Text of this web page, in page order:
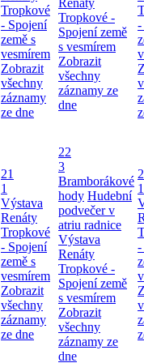
Tropkové
- Spojení
země s
vesmírem
Zobrazit
všechny
záznamy
ze dne
Renáty
Tropkové -
Spojení země
s vesmírem
Zobrazit
všechny
záznamy ze
dne
-
21
1
Výstava
Renáty
Tropkové
- Spojení
země s
vesmírem
Zobrazit
všechny
záznamy
ze dne
22
3
Bramborákové
hody Hudební
podvečer v
atriu radnice
Výstava
Renáty
Tropkové -
Spojení země
s vesmírem
Zobrazit
všechny
záznamy ze
dne
1
-